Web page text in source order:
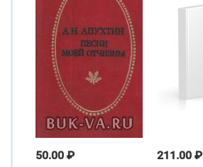
50.00 ₽ 211.00 ₽